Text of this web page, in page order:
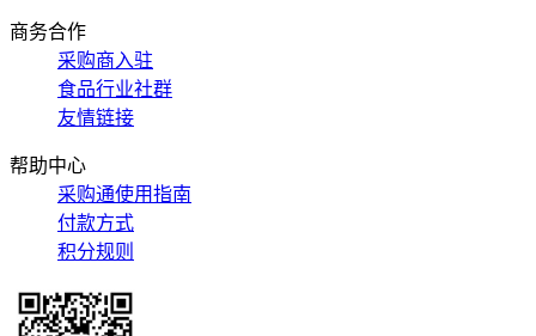
商务合作
采购商入驻
食品行业社群
友情链接
帮助中心
采购通使用指南
付款方式
积分规则